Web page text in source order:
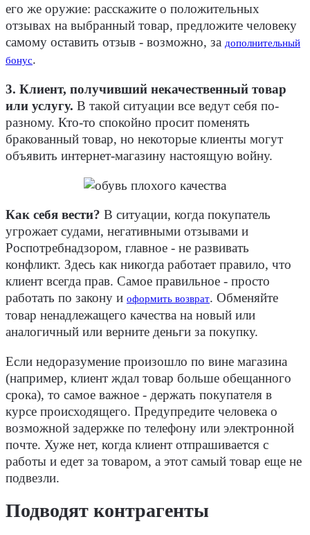
его же оружие: расскажите о положительных
отзывах на выбранный товар, предложите человеку
самому оставить отзыв - возможно, за дополнительный
бонус.
3. Клиент, получивший некачественный товар
или услугу. В такой ситуации все ведут себя по-
разному. Кто-то спокойно просит поменять
бракованный товар, но некоторые клиенты могут
объявить интернет-магазину настоящую войну.
Как себя вести? В ситуации, когда покупатель
угрожает судами, негативными отзывами и
Роспотребнадзором, главное - не развивать
конфликт. Здесь как никогда работает правило, что
клиент всегда прав. Самое правильное - просто
работать по закону и оформить возврат. Обменяйте
товар ненадлежащего качества на новый или
аналогичный или верните деньги за покупку.
Если недоразумение произошло по вине магазина
(например, клиент ждал товар больше обещанного
срока), то самое важное - держать покупателя в
курсе происходящего. Предупредите человека о
возможной задержке по телефону или электронной
почте. Хуже нет, когда клиент отпрашивается с
работы и едет за товаром, а этот самый товар еще не
подвезли.
Подводят контрагенты